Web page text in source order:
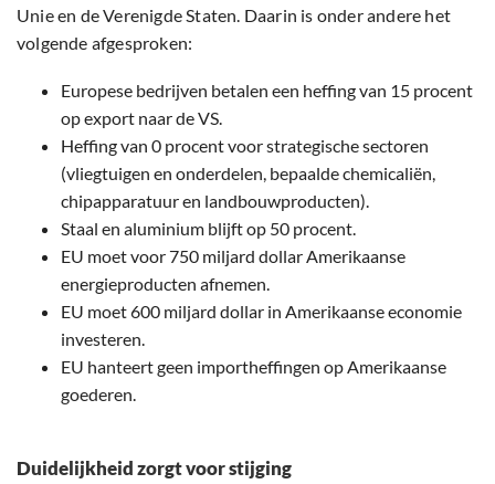
Unie en de Verenigde Staten. Daarin is onder andere het
volgende afgesproken:
Europese bedrijven betalen een heffing van 15 procent
op export naar de VS.
Heffing van 0 procent voor strategische sectoren
(vliegtuigen en onderdelen, bepaalde chemicaliën,
chipapparatuur en landbouwproducten).
Staal en aluminium blijft op 50 procent.
EU moet voor 750 miljard dollar Amerikaanse
energieproducten afnemen.
EU moet 600 miljard dollar in Amerikaanse economie
investeren.
EU hanteert geen importheffingen op Amerikaanse
goederen.
Duidelijkheid zorgt voor stijging